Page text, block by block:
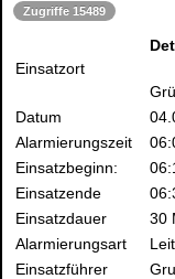
Zugriffe 15489
Einsatzort
Datum
Alarmierungszeit
Einsatzbeginn:
Einsatzende
Einsatzdauer
30
Alarmierungsart
Einsatzführer